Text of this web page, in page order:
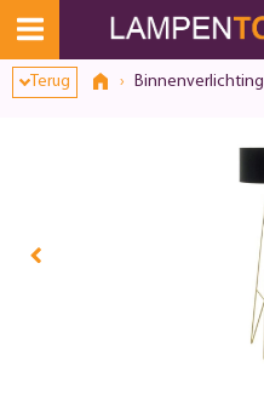
Terug Binnenverlichting